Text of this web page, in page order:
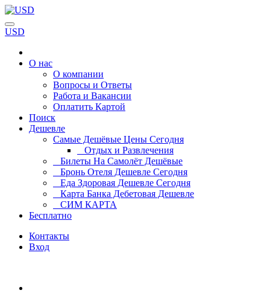
USD
О нас
О компании
Вопросы и Ответы
Работа и Вакансии
Оплатить Картой
Поиск
Дешевле
Самые Дешёвые Цены Сегодня
Отдых и Развлечения
Билеты На Самолёт Дешёвые
Бронь Отеля Дешевле Сегодня
Еда Здоровая Дешевле Сегодня
Карта Банка Дебетовая Дешевле
СИМ КАРТА
Бесплатно
Контакты
Вход